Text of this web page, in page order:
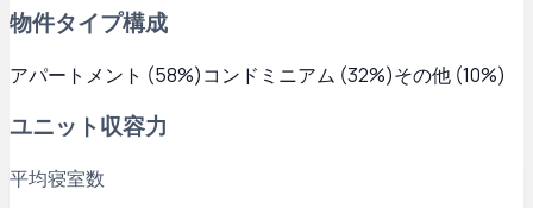
物件タイプ構成
アパートメント (58%)コンドミニアム (32%)その他 (10%)
ユニット収容力
平均寝室数